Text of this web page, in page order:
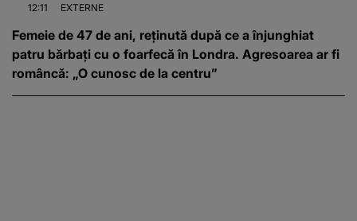
12:11 EXTERNE
Femeie de 47 de ani, reținută după ce a înjunghiat
patru bărbați cu o foarfecă în Londra. Agresoarea ar fi
româncă: „O cunosc de la centru”